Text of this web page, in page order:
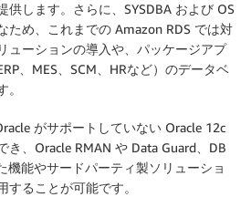
供します。さらに、SYSDBA および OS
ため、これまでの Amazon RDS では対
ューションの導入や、パッケージアプ
、MES、SCM、HRなど）のデータベ
がサポートしていない Oracle 12c
き、Oracle RMAN や Data Guard、DB
機能やサードパーティ製ソリューショ
することが可能です。